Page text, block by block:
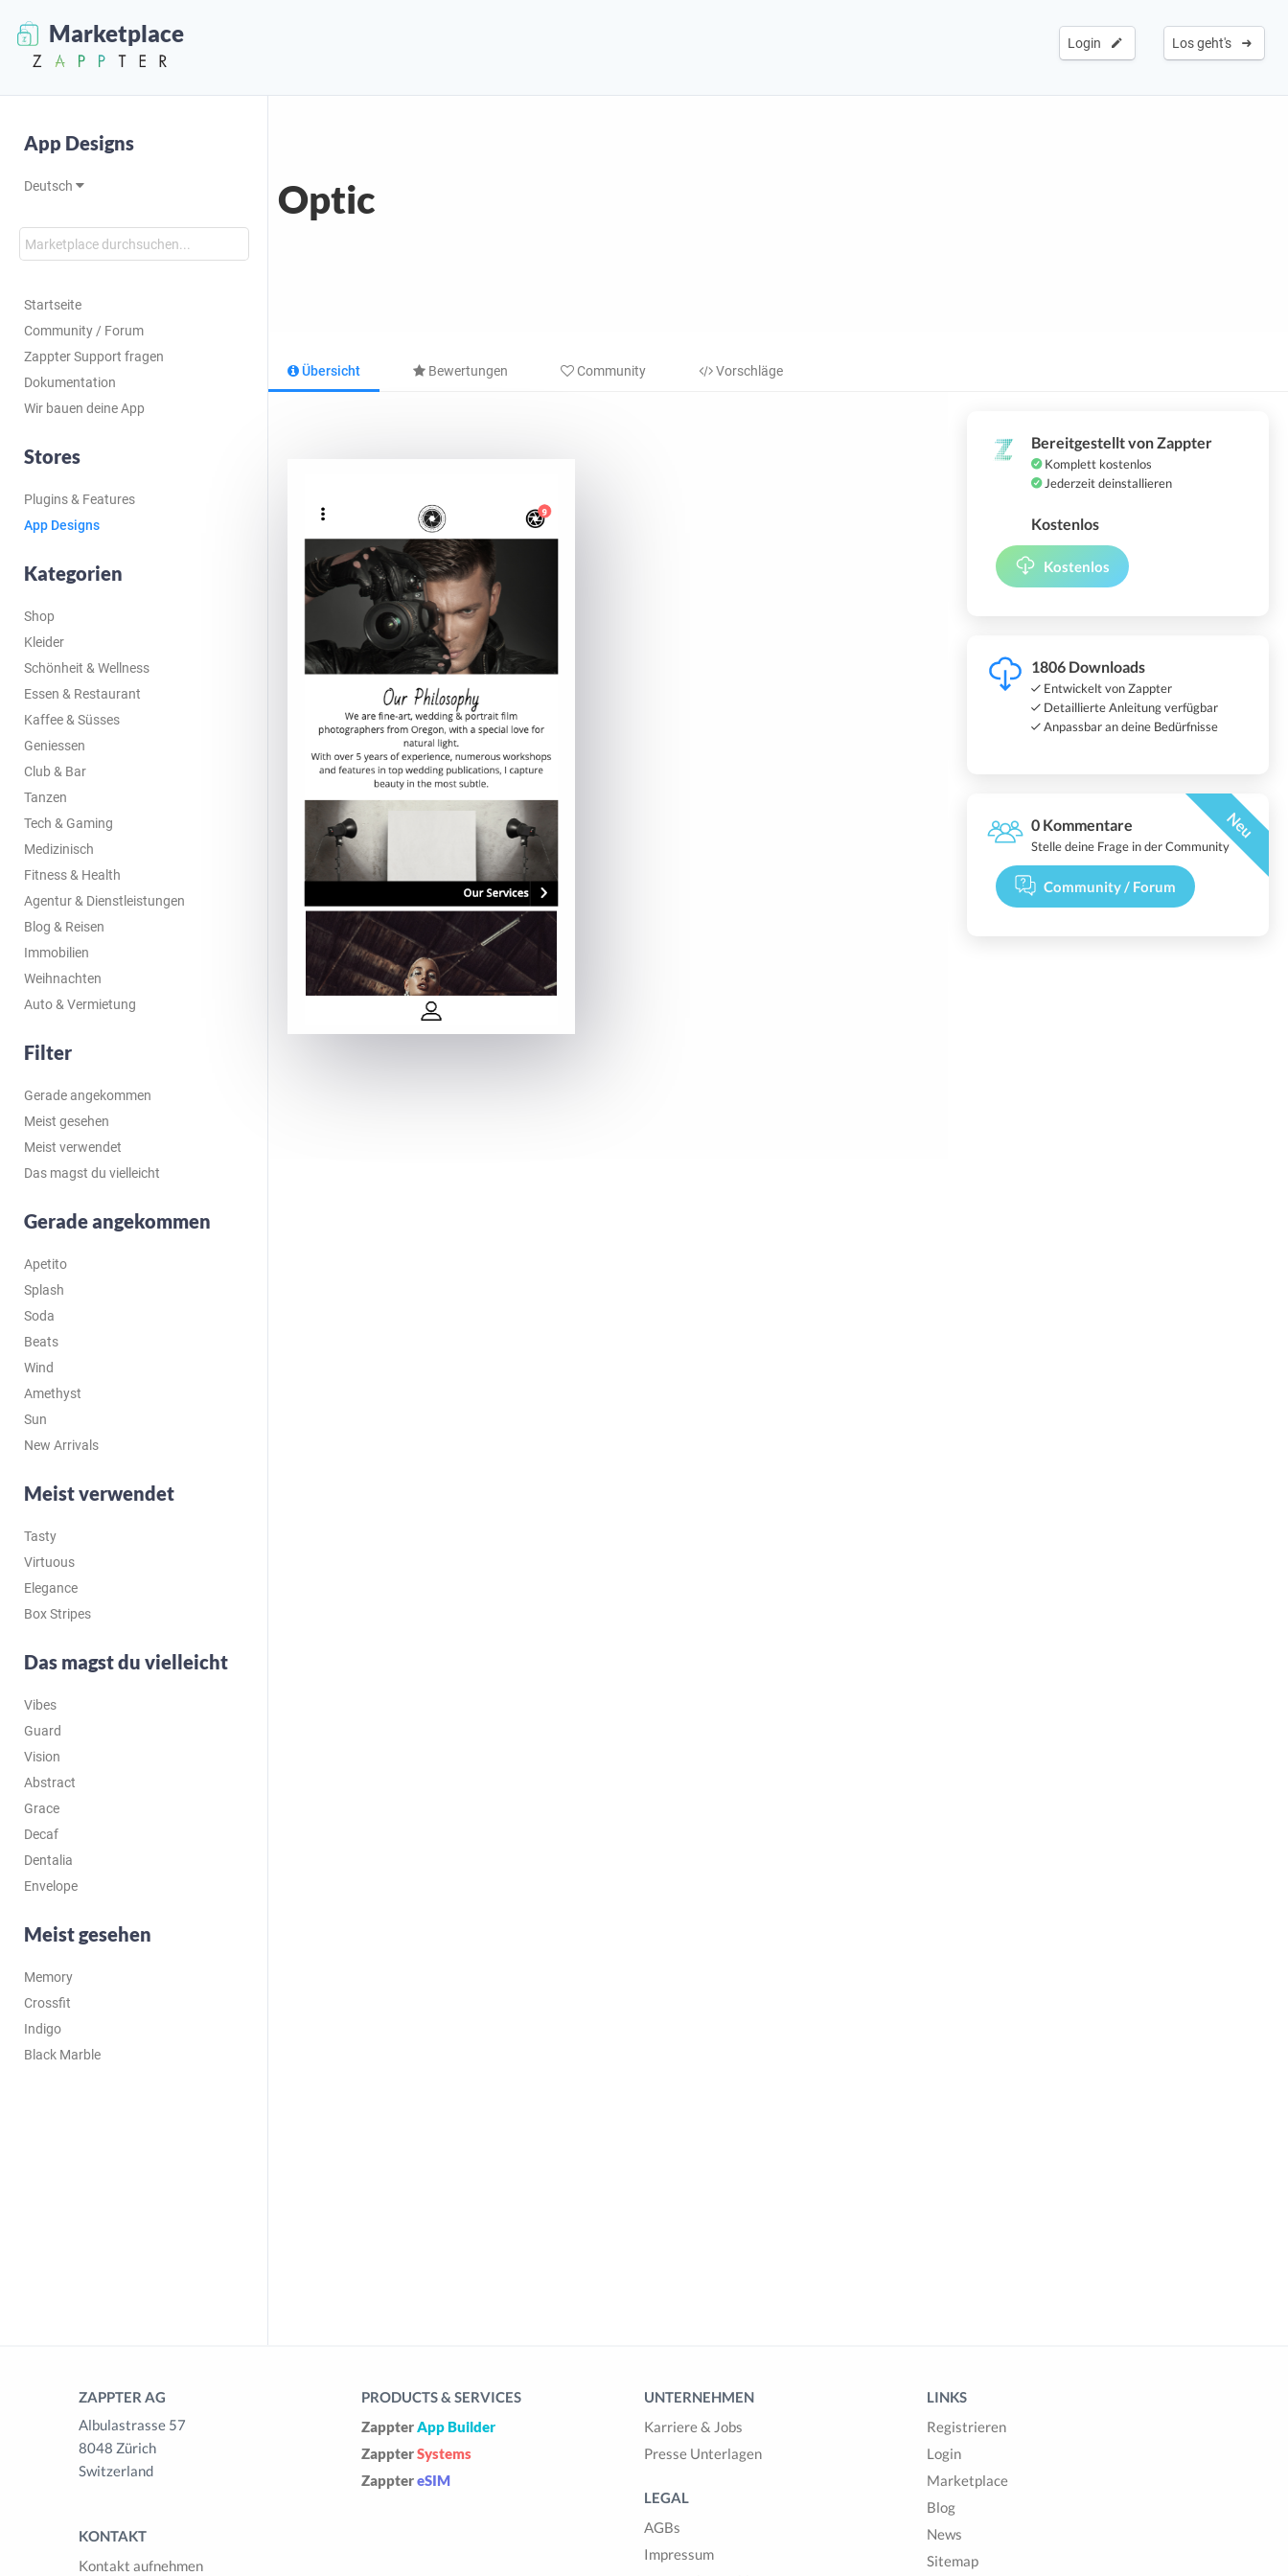
Marketplace Los geht's
Login
App Designs
Deutsch
Startseite
Community / Forum
Zappter Support fragen
Dokumentation
Wir bauen deine App
Stores
Plugins & Features
App Designs
Kategorien
Shop
Kleider
Schönheit & Wellness
Essen & Restaurant
Kaffee & Süsses
Geniessen
Club & Bar
Tanzen
Tech & Gaming
Medizinisch
Fitness & Health
Agentur & Dienstleistungen
Blog & Reisen
Immobilien
Weihnachten
Auto & Vermietung
Filter
Gerade angekommen
Meist gesehen
Meist verwendet
Das magst du vielleicht
Gerade angekommen
Apetito
Splash
Soda
Beats
Wind
Amethyst
Sun
New Arrivals
Meist verwendet
Tasty
Virtuous
Elegance
Box Stripes
Das magst du vielleicht
Vibes
Guard
Vision
Abstract
Grace
Decaf
Dentalia
Envelope
Meist gesehen
Memory
Crossfit
Indigo
Black Marble
Optic
Übersicht Bewertungen Community Vorschläge
Bereitgestellt von Zappter
Komplett kostenlos
Jederzeit deinstallieren
Kostenlos
Kostenlos
1806 Downloads
Entwickelt von Zappter
Detaillierte Anleitung verfügbar
Anpassbar an deine Bedürfnisse
0 Kommentare Neu
Stelle deine Frage in der Community
Community / Forum
ZAPPTER AG
Albulastrasse 57
8048 Zürich
Switzerland
KONTAKT
Kontakt aufnehmen
PRODUCTS & SERVICES
ZappterApp Builder
ZappterSystems
ZapptereSIM
UNTERNEHMEN
Karriere & Jobs
Presse Unterlagen
LEGAL
AGBs
Impressum
LINKS
Registrieren
Login
Marketplace
Blog
News
Sitemap